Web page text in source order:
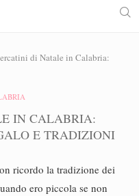
di Natale in Calabria:
IN CALABRIA:
E TRADIZIONI
ricordo la tradizione dei
ero piccola se non